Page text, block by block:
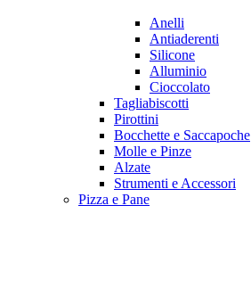
Anelli
Antiaderenti
Silicone
Alluminio
Cioccolato
Tagliabiscotti
Pirottini
Bocchette e Saccapoche
Molle e Pinze
Alzate
Strumenti e Accessori
Pizza e Pane